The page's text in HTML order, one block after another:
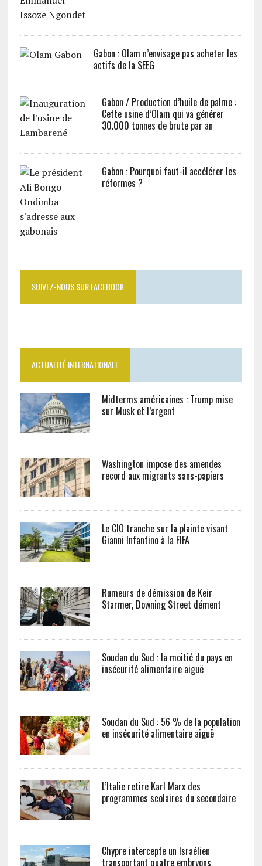
Gabon : Olam n’envisage pas acheter les
actifs de la SEEG
Gabon / Production d’huile de palme :
Cette usine d’Olam qui va générer
30.000 tonnes de brute par an
Gabon : Pourquoi faut-il accélérer les
réformes ?
SUIVEZ-NOUS SUR FACEBOOK
ACTUALITÉ INTERNATIONALE
Midterms américaines : Trump mise
sur Musk et l’argent
Washington impose des amendes
record aux migrants sans-papiers
Le CIO tranche sur la plainte visant
Gianni Infantino à la FIFA
Rumeurs de démission de Keir
Starmer, Downing Street dément
Soudan du Sud : la moitié du pays en
insécurité alimentaire aiguë
Soudan du Sud : 56 % de la population
en insécurité alimentaire aiguë
L’Italie retire Karl Marx des
programmes scolaires du secondaire
Chypre intercepte un Israélien
transportant quatre embryons